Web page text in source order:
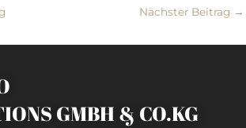
Nächster Beitrag →
GMBH & CO.KG